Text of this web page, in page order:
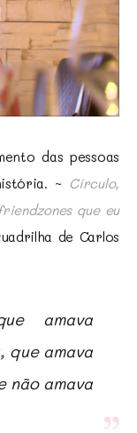
das pessoas
~ Círculo,
que eu
de Carlos
amava
que amava
não amava